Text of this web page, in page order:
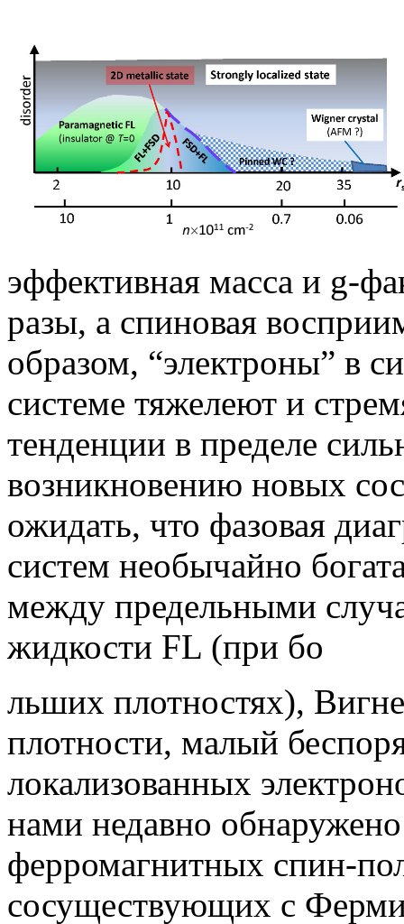
эффективная масса и g-
разы, а спиновая
образом, “электроны” в
системе тяжелеют и
тенденции в пределе
возникновению новых
ожидать, что фазовая
систем необычайно
между предельными
жидкости FL (при бо
льших плотностях),
плотности, малый
локализованных
нами недавно
ферромагнитных спин-
сосуществующих с